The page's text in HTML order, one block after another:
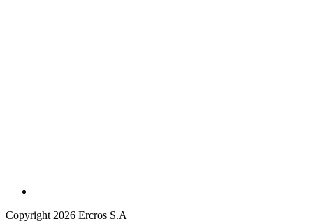
Copyright 2026 Ercros S.A